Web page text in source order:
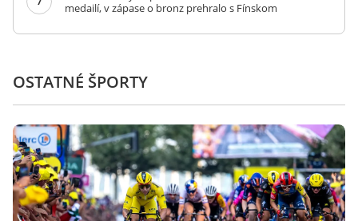
medailí, v zápase o bronz prehralo s Fínskom
OSTATNÉ ŠPORTY